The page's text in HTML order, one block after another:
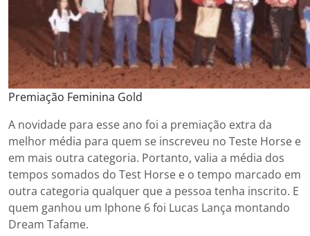
Premiação Feminina Gold
A novidade para esse ano foi a premiação extra da
melhor média para quem se inscreveu no Teste Horse e
em mais outra categoria. Portanto, valia a média dos
tempos somados do Test Horse e o tempo marcado em
outra categoria qualquer que a pessoa tenha inscrito. E
quem ganhou um Iphone 6 foi Lucas Lança montando
Dream Tafame.